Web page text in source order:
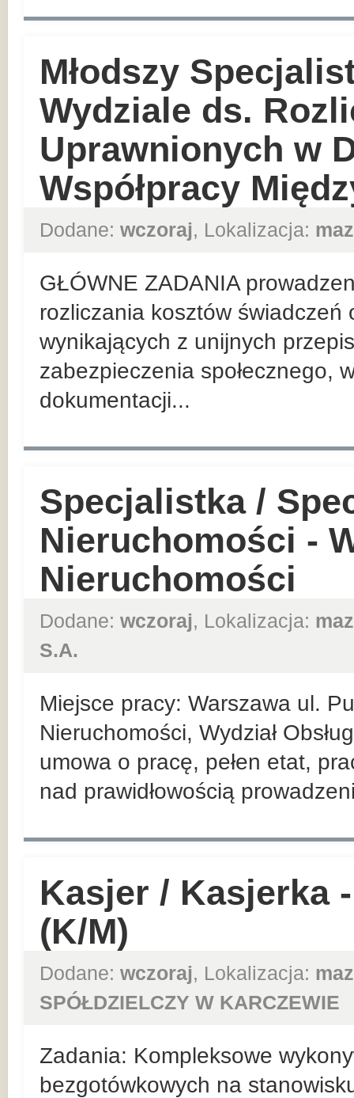
Młodszy
Wydziale ds.
Uprawnionych w
Współpracy
Dodane: wczoraj, Lokalizacja:
GŁÓWNE ZADANIA
rozliczania kosztów
wynikających z unijnych
zabezpieczenia społecznego,
dokumentacji...
Specjalistka /
Nieruchomości -
Nieruchomości
Dodane: wczoraj, Lokalizacja:
S.A.
Miejsce pracy: Warszawa ul.
Nieruchomości, Wydział
umowa o pracę, pełen etat,
nad prawidłowością
Kasjer / Kasjerka
(K/M)
Dodane: wczoraj, Lokalizacja:
SPÓŁDZIELCZY W KARCZEWIE
Zadania: Kompleksowe
bezgotówkowych na